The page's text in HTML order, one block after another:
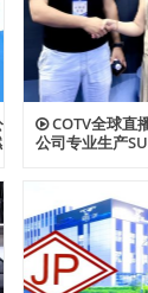
COTV全球直
公司专业生产
房面盆龙头、
头以及洗脸盆
厂，欢迎大家光